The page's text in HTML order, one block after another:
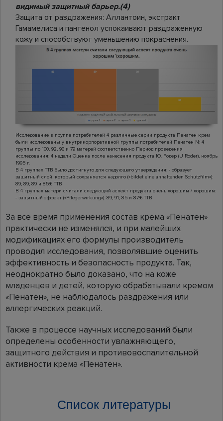
видимый защитный барьер.(4)
Защита от раздражения: Аллантоин, экстракт
Гамамелиса и пантенол успокаивают раздраженную
кожу и способствуют уменьшению покраснения.
Исследование в группе потребителей 4 различные серии продукта Пенатен крем
были исследованы у внутрикорпоративной группы потребителей Пенатен N: 4
группы по 100, 92, 96 и 79 матерей соответственно Период проведения
исследования: 4 недели Оценка после нанесения продукта Ю. Родер (U Roder), ноябрь
1995 г.
В 4 группах TTB было достигнуто для следующего утверждения: - образует
защитный слой, который сохраняется надолго («bildet eine anhaltenden Schutzfilm»):
89; 89; 89 и 85% TTB
В 4 группах матери считали следующий аспект продукта очень хорошим / хорошим:
- защитный эффект («Pflegerwirkung»): 89; 91; 85 и 87% TTB
За все время применения состав крема «Пенатен»
практически не изменялся, и при малейших
модификациях его формулы производитель
проводил исследования, позволявшие оценить
эффективность и безопасность продукта. Так,
неоднократно было доказано, что на коже
младенцев и детей, которую обрабатывали кремом
«Пенатен», не наблюдалось раздражения или
аллергических реакций.
Также в процессе научных исследований были
определены особенности увлажняющего,
защитного действия и противовоспалительной
активности крема «Пенатен».
Список литературы